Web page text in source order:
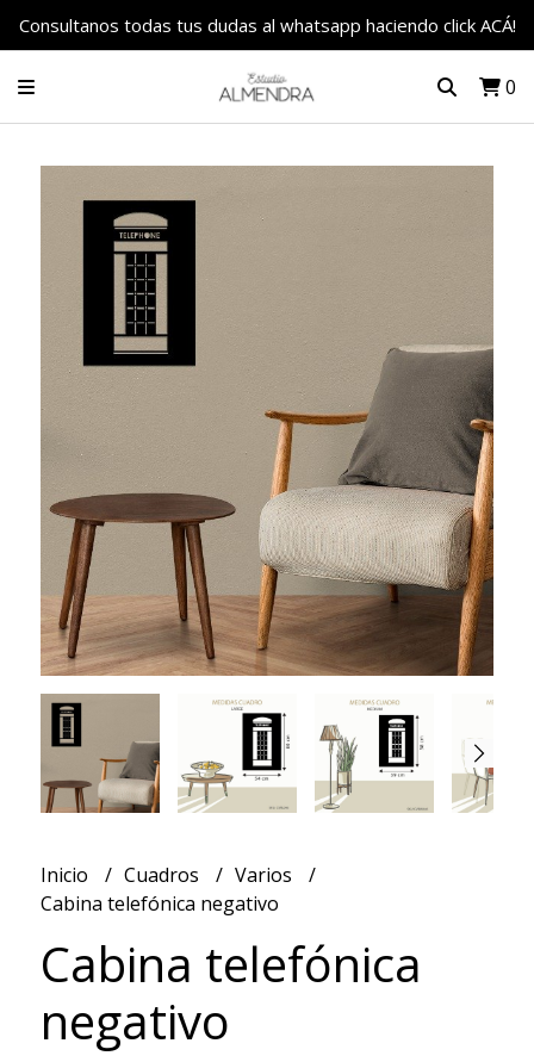
Consultanos todas tus dudas al whatsapp haciendo click ACÁ!
0
Inicio Cuadros
Varios
Cabina telefónica negativo
Cabina telefónica
negativo